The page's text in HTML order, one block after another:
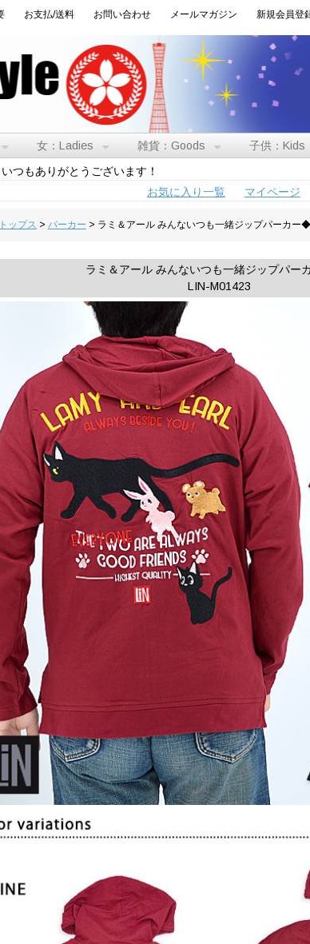
お支払/送料 お問い合わせ メールマガジン 新規会員登
女：Ladies 雑貨：Goods 子供：Kids
つもありがとうございます！
お気に入り一覧
マイページ
ップス > パーカー > ラミ＆アール みんないつも一緒ジップパーカー
ラミ＆アール みんないつも一緒ジップパー
LIN-M01423